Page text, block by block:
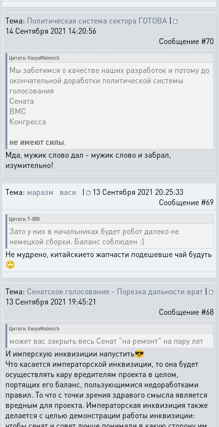
Тема: Политическая система сектора ГОТОВА |
14 Сентября 2021 14:20:56
Сообщение #70
Цитата: VasyaMalevich
Мы заботимся о качестве наших разработок и потому до
окончательной доработки политической системы
голосования
Сената
ВМС
Конгресса
не имеют силы.
Мда, мужик слово дал - мужик слово и забрал,
изумительно!
Тема: маразм васи |
13 Сентября 2021 20:25:33
Сообщение #69
Цитата: T-800
Зато у них в начальниках будет робот далеко не
немецкой сборки. Баланс соблюден :)
Не мудрено, китайскието жапчасти подешевше чай будуть
🙄
Тема: Сенатское голосование - Порезка дальности врат |
13 Сентября 2021 19:45:21
Сообщение #68
Цитата: VasyaMalevich
может вас закрыть весь Сенат "на ремонт" на пару лет
И имперскую инквизиции напустить😎
Что касается императорской инквизиции, то она будет
осуществлять кару вредителям проекта в целом,
портящих его баланс, пользующимися недоработками
правил. То что с точки зрения здравого смысла является
вредным для проекта. Императорская инквизиция также
делается с целью демонстрации работы инквизиции: